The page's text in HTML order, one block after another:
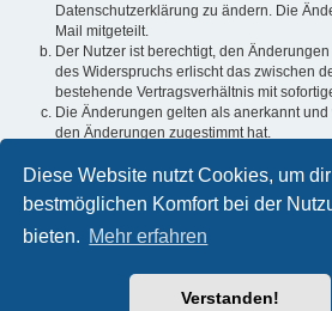
Diese Website nutzt Cookies, um
bestmöglichen Komfort bei der
bieten. Mehr erfahren
Verstanden!
Datenschutzerklärung zu ändern. Die
Mail mitgeteilt.
Der Nutzer ist berechtigt, den
des Widerspruchs erlischt das zwischen
bestehende Vertragsverhältnis mit
Die Änderungen gelten als anerkannt
den Änderungen zugestimmt hat.
Informationen über den Umgang mit
sind in der Datenschutzerklärung enthalten.
Powered byphpBB® Forum Software